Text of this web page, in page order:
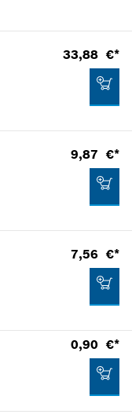
33,88 €*
9,87 €*
7,56 €*
0,90 €*